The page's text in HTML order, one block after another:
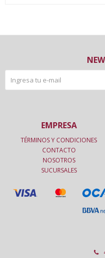
EMPRESA
TÉRMINOS Y CONDICIONES
CONTACTO
NOSOTROS
SUCURSALES